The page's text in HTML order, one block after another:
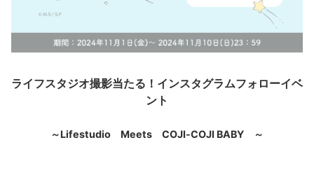
ライフスタジオ撮影当たる！インスタグラムフォローイベ
ント
～Lifestudio Meets COJI-COJI BABY ～